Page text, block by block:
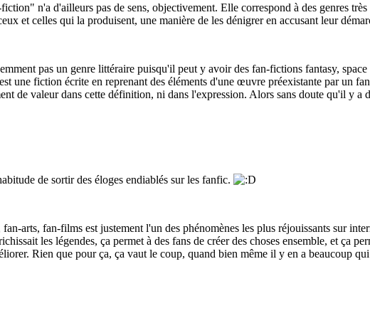
n'a d'ailleurs pas de sens, objectivement. Elle correspond à des genres
et celles qui la produisent, une manière de les dénigrer en accusant leur
pas un genre littéraire puisqu'il peut y avoir des fan-fictions fantasy,
une fiction écrite en reprenant des éléments d'une œuvre préexistante par un
de valeur dans cette définition, ni dans l'expression. Alors sans doute qu'il y a
de sortir des éloges endiablés sur les fanfic.
arts, fan-films est justement l'un des phénomènes les plus réjouissants sur
les légendes, ça permet à des fans de créer des choses ensemble, et ça
Rien que pour ça, ça vaut le coup, quand bien même il y en a beaucoup qui